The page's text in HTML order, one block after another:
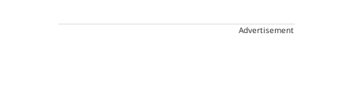
Advertisement